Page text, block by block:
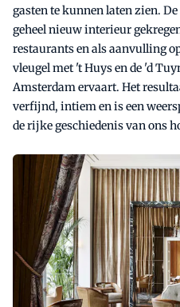
gasten te kunnen laten zien. De
geheel nieuw interieur
restaurants en als aanvulling
vleugel met 't Huys en de 'd
Amsterdam ervaart. Het
verfijnd, intiem en is een
de rijke geschiedenis van ons